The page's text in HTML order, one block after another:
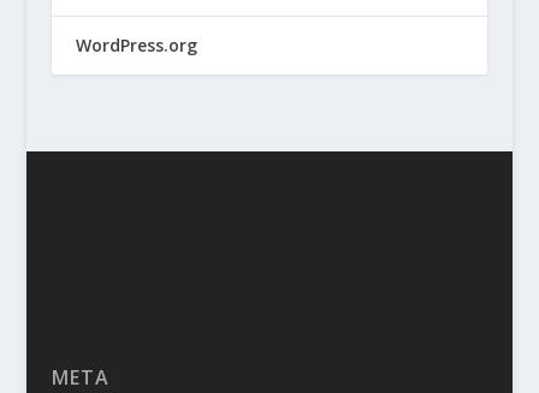
WordPress.org
META